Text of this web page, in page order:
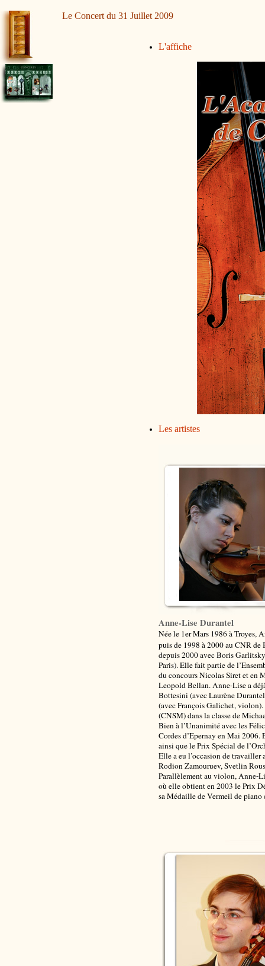
Le Concert du 31 Juillet 2009
L'affiche
Les artistes
Anne-Lise Durantel
Née le 1er Mars 1986 à Troyes,
puis de 1998 à 2000 au CNR
depuis 2000 avec Boris
Paris). Elle fait partie de
du concours Nicolas Siret et en
Leopold Bellan. Anne-Lise a
Bottesini (avec Laurène
(avec François Galichet,
(CNSM) dans la classe de
Bien à l’Unanimité avec les
Cordes d’Epernay en Mai
ainsi que le Prix Spécial de
Elle a eu l’occasion de
Rodion Zamouruev, Svetlin
Parallèlement au violon, Anne-
où elle obtient en 2003 le Prix
sa Médaille de Vermeil de piano